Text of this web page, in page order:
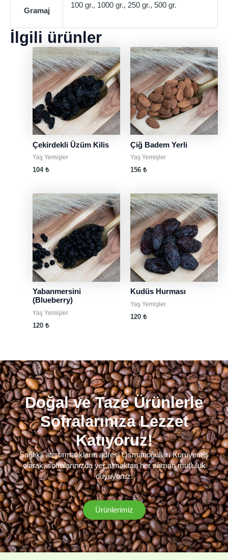
Gramaj
100 gr., 1000 gr., 250 gr., 500 gr.
İlgili ürünler
Çekirdekli Üzüm Kilis
Yaş Yemişler
104 ₺
Çiğ Badem Yerli
Yaş Yemişler
156 ₺
Yabanmersini
(Blueberry)
Yaş Yemişler
120 ₺
Kudüs Hurması
Yaş Yemişler
120 ₺
Doğal ve Taze Ürünlerle
Sofralarınıza Lezzet
Katıyoruz!
Sağlıklı atıştırmalıkların adresi Osmanoğulları Kuruyemiş
olarak, sofralarınızda yer almaktan her zaman mutluluk
duyuyoruz.
Ürünlerimiz